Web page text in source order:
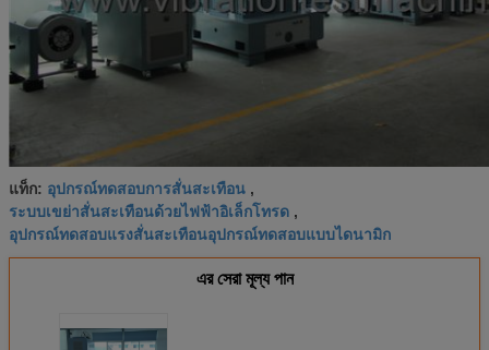
แท็ก: อุปกรณ์ทดสอบการสั่นสะเทือน ,
ระบบเขย่าสั่นสะเทือนด้วยไฟฟ้าอิเล็กโทรด ,
อุปกรณ์ทดสอบแรงสั่นสะเทือนอุปกรณ์ทดสอบแบบไดนามิก
এর সেরা মূল্য পান